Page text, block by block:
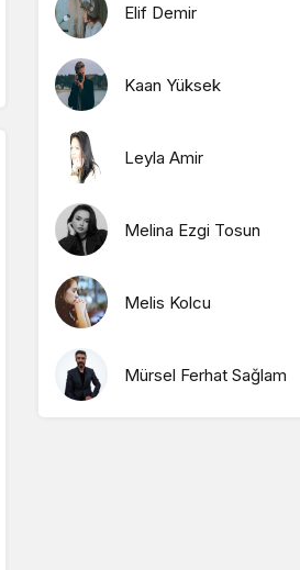
Elif Demir
Kaan Yüksek
Leyla Amir
Melina Ezgi Tosun
Melis Kolcu
Mürsel Ferhat Sağlam